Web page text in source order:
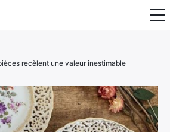
recèlent une valeur inestimable